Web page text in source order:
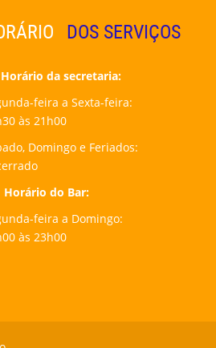
DOS SERVIÇOS
da secretaria:
feira a Sexta-feira:
às 21h00
Domingo e Feriados:
do Bar:
feira a Domingo:
às 23h00